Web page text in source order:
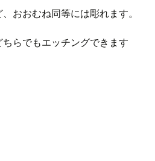
おおむね同等には彫れます。
らでもエッチングできます